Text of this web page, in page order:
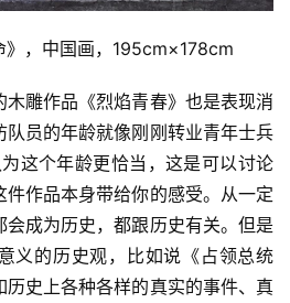
》，中国画，195cm×178cm
雕作品《烈焰青春》也是表现消
队员的年龄就像刚刚转业青年士兵
这个年龄更恰当，这是可以讨论
作品本身带给你的感受。从一定
成为历史，都跟历史有关。但是
义的历史观，比如说《占领总统
历史上各种各样的真实的事件、真